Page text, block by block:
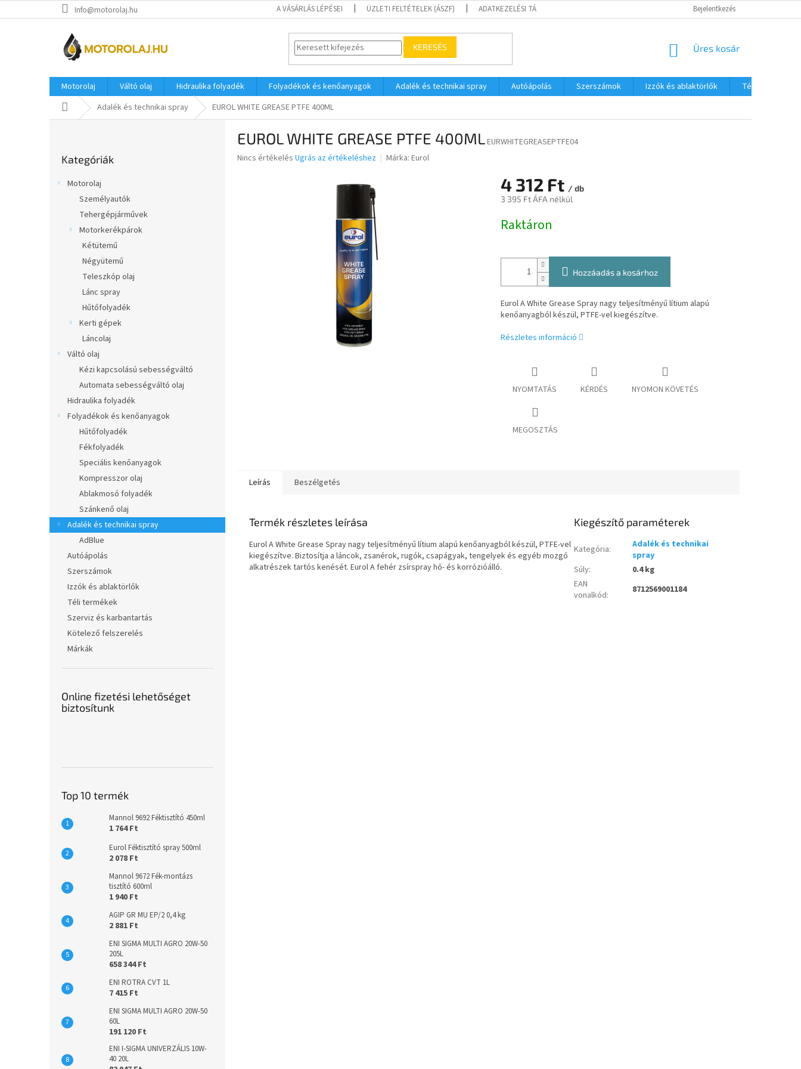
a
Info@motorolaj.hu A VÁSÁRLÁS LÉPÉSEI ÜZLETI FELTÉTELEK (ÁSZF) ADATKEZELÉSI TÁJÉKOZTATÓ Bejelentkezés
KERESÉS KOSÁR
Üres kosár
Motorolaj Váltó olaj Hidraulika folyadék Folyadékok és kenőanyagok Adalék és technikai spray Autóápolás Szerszámok Izzók és ablaktörlők
Téli termékek
KezdőlapAdalék és technikai spray EUROL WHITE GREASE PTFE 400ML
átugrása
Kategóriák
Motorolaj
Személyautók
Tehergépjárművek
Motorkerékpárok
Kétütemű
Négyütemű
Teleszkóp olaj
Lánc spray
Hűtőfolyadék
Kerti gépek
Láncolaj
Váltó olaj
Kézi kapcsolású sebességváltó
Automata sebességváltó olaj
Hidraulika folyadék
Folyadékok és kenőanyagok
Hűtőfolyadék
Fékfolyadék
Speciális kenőanyagok
Kompresszor olaj
Ablakmosó folyadék
Szánkenő olaj
Adalék és technikai spray
AdBlue
Autóápolás
Szerszámok
Izzók és ablaktörlők
Téli termékek
Szerviz és karbantartás
Kötelező felszerelés
Márkák
Online fizetési lehetőséget
biztosítunk
Top 10 termék
Mannol 9692 Féktisztító 450ml
1 764 Ft
Eurol Féktisztító spray 500ml
2 078 Ft
Mannol 9672 Fék-montázs
tisztító 600ml
1 940 Ft
AGIP GR MU EP/2 0,4 kg
2 881 Ft
ENI SIGMA MULTI AGRO 20W-50
205L
658 344 Ft
ENI ROTRA CVT 1L
7 415 Ft
ENI SIGMA MULTI AGRO 20W-50
60L
191 120 Ft
ENI I-SIGMA UNIVERZÁLIS 10W-
40 20L
EUROL WHITE GREASE PTFE 400MLEURWHITEGREASEPTFE04
A
Nincs értékelés Ugrás az értékeléshez Márka: Eurol
4 312 Ft / db
3 395 Ft ÁFA nélkül
Raktáron
Hozzáadás a kosárhoz
Eurol A White Grease Spray nagy teljesítményű lítium alapú
kenőanyagból készül, PTFE-vel kiegészítve.
Részletes információ
NYOMTATÁS KÉRDÉS NYOMON KÖVETÉS
MEGOSZTÁS
Leírás Beszélgetés
Termék részletes leírása
Eurol A White Grease Spray nagy teljesítményű lítium alapú kenőanyagból készül, PTFE-vel
kiegészítve. Biztosítja a láncok, zsanérok, rugók, csapágyak, tengelyek és egyéb mozgó
alkatrészek tartós kenését. Eurol A fehér zsírspray hő- és korrózióálló.
Kiegészítő paraméterek
Kategória:
Adalék és technikai
spray
Súly:
0.4 kg
EAN
vonalkód: 8712569001184